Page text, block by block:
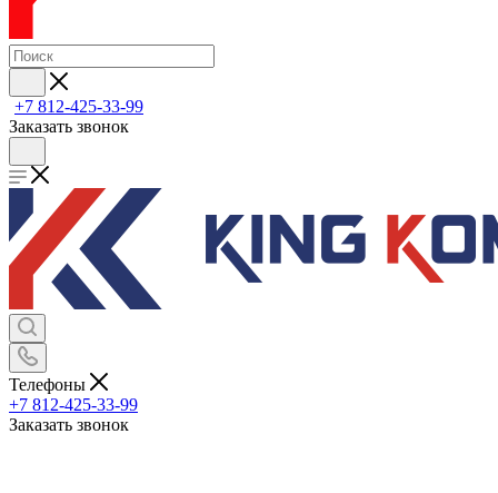
+7 812-425-33-99
Заказать звонок
Телефоны
+7 812-425-33-99
Заказать звонок